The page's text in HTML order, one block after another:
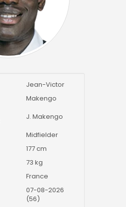
Jean-Victor
Makengo
J. Makengo
Midfielder
177 cm
73 kg
France
07-08-2026
(56)